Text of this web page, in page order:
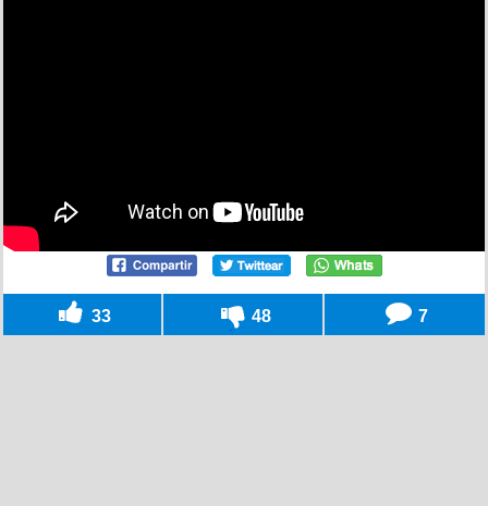
33 48 7